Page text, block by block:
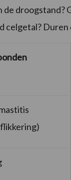
de droogstand?
celgetal?